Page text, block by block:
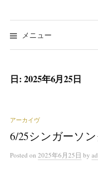
メニュー
日:2025年6月25日
アーカイヴ
6/25シンガーソ
Posted on 2025年6月25日 by